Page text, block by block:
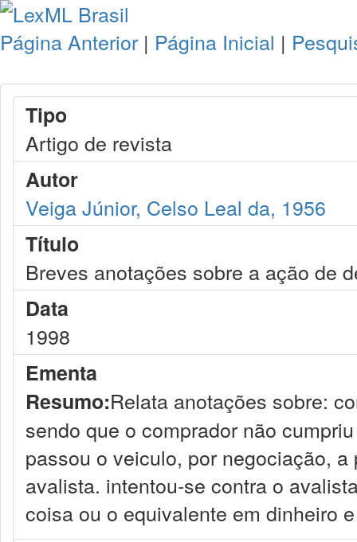
Página Anterior | Página Inicial |
Tipo
Artigo de revista
Autor
Veiga Júnior, Celso Leal da, 1956
Título
Breves anotações sobre a ação de
Data
1998
Ementa
Resumo:Relata anotações sobre:
sendo que o comprador não
passou o veiculo, por negociação,
avalista. intentou-se contra o
coisa ou o equivalente em dinheiro